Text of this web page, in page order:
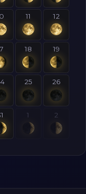
11 12
18 19
25 26
1 2